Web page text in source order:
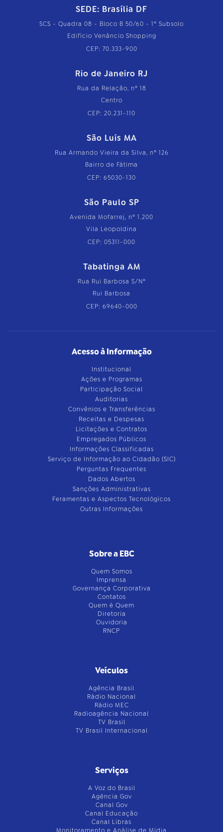
SEDE: Brasília DF
SCS - Quadra 08 - Bloco B 50/60 - 1º Subsolo
Edifício Venâncio Shopping
CEP: 70.333-900
Rio de Janeiro RJ
Rua da Relação, nº 18
Centro
CEP: 20.231-110
São Luís MA
Rua Armando Vieira da Silva, nº 126
Bairro de Fátima
CEP: 65030-130
São Paulo SP
Avenida Mofarrej, nº 1.200
Vila Leopoldina
CEP: 05311-000
Tabatinga AM
Rua Rui Barbosa S/Nº
Rui Barbosa
CEP: 69640-000
Acesso à Informação
Institucional
Ações e Programas
Participação Social
Auditorias
Convênios e Transferências
Receitas e Despesas
Licitações e Contratos
Empregados Públicos
Informações Classificadas
Serviço de Informação ao Cidadão (SIC)
Perguntas Frequentes
Dados Abertos
Sanções Administrativas
Feramentas e Aspectos Tecnológicos
Outras Informações
Sobre a EBC
Quem Somos
Imprensa
Governança Corporativa
Contatos
Quem é Quem
Diretoria
Ouvidoria
RNCP
Veículos
Agência Brasil
Rádio Nacional
Rádio MEC
Radioagência Nacional
TV Brasil
TV Brasil Internacional
Serviços
A Voz do Brasil
Agência Gov
Canal Gov
Canal Educação
Canal Libras
Monitoramento e Análise de Mídia